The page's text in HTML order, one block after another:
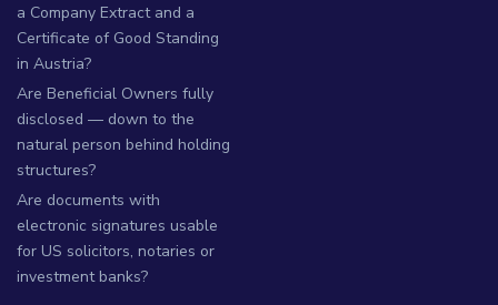
a Company Extract and a
Certificate of Good Standing
in Austria?
Are Beneficial Owners fully
disclosed — down to the
natural person behind holding
structures?
Are documents with
electronic signatures usable
for US solicitors, notaries or
investment banks?